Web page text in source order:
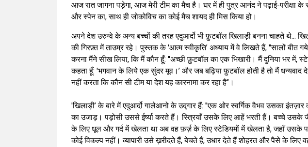
आज रात जागना पड़ेगा, आज मेरी टीम का मैच है। घर में ही पुत्र आनंद ने पढ़ाई-परीक्षा के
और स्पेन का, साथ ही जोकोविच का कोई मैच शायद ही मिस किया हो।
अपने देश उरुग्वे के अन्य बच्चों की तरह एदुआर्दो भी फ़ुटबॉल खिलाड़ी बनना चाहते थे...
की गिरफ़्त में ताउम्र रहे। पुस्तक के 'आत्म स्वीकृति’ अध्याय में वे लिखते हैं, ''सालों बीत
करना मैंने सीख लिया, कि मैं कौन हूँ: ''अच्छी फ़ुटबॉल का एक भिखारी। मैं दुनिया भर में,
कहता हूँ: 'भगवान के लिये एक सुंदर मूव।’ और जब बढ़िया फ़ुटबॉल होती है तो मैं धन्यवाद
नहीं करता कि कौन सी टीम या देश यह कारनामा कर रहा है’’।
'खिलाड़ी’ के बारे में एदुआर्दो गालेआनो के उद्गार हैं: ''एक ओर स्वर्गिक वैभव उसका
का उजाड़। पड़ोसी उससे ईर्ष्या करते हैं। स्त्रियाँ उसके लिए आहें भरती हैं। बच्चे उसके
के लिए धूल और गर्द में खेलता था अब वह फ़र्ज़ के लिए स्टेडियमों में खेलता है, जहाँ उसके
कोई विकल्प नहीं। व्यापारी उसे ख़रीदते हैं, बेचते हैं, उधार देते हैं शोहरत और पैसे के लिए